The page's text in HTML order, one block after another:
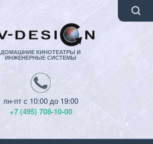
ДОМАШНИЕ КИНОТЕАТРЫ И
ИНЖЕНЕРНЫЕ СИСТЕМЫ
пн-пт с 10:00 до 19:00
+7 (495) 708-10-00